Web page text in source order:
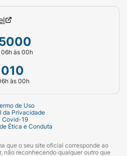
06h às 00h
às 00h
de Uso
da Privacidade
Covid-19
Ética e Conduta
que o seu site oficial corresponde ao
não reconhecendo qualquer outro que